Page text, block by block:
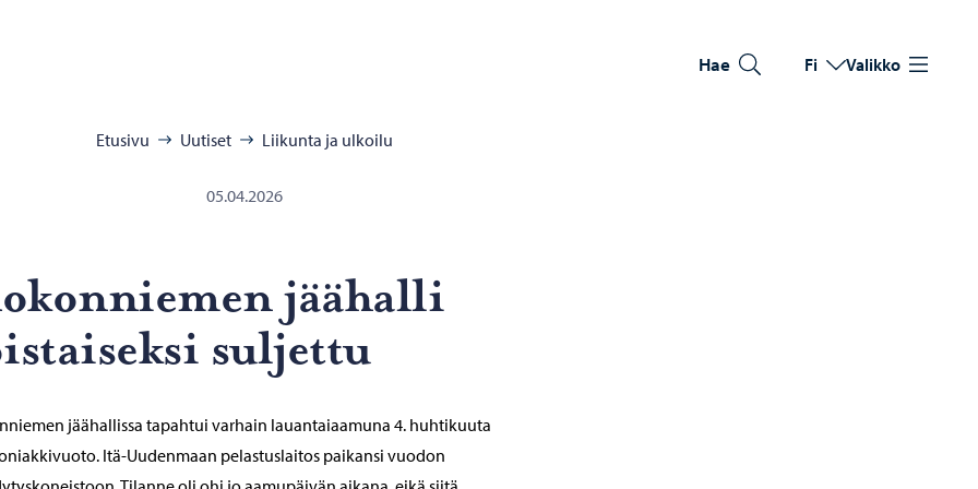
Hae Vaihda kieltä
Nykyinen kieli: Suomi
Fi Valikko
Etusivu Uutiset Liikunta ja ulkoilu
05.04.2026
jää­hal­li
sul­jet­tu
jäähallissa tapahtui varhain lauantaiaamuna 4. huhtikuuta
Itä-Uudenmaan pelastuslaitos paikansi vuodon